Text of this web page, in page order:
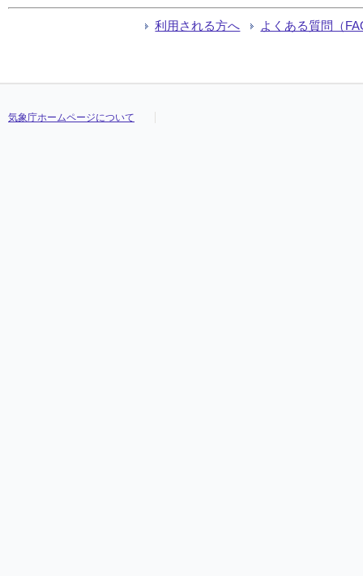
利用される方へ よくある質問（
気象庁ホームページについて